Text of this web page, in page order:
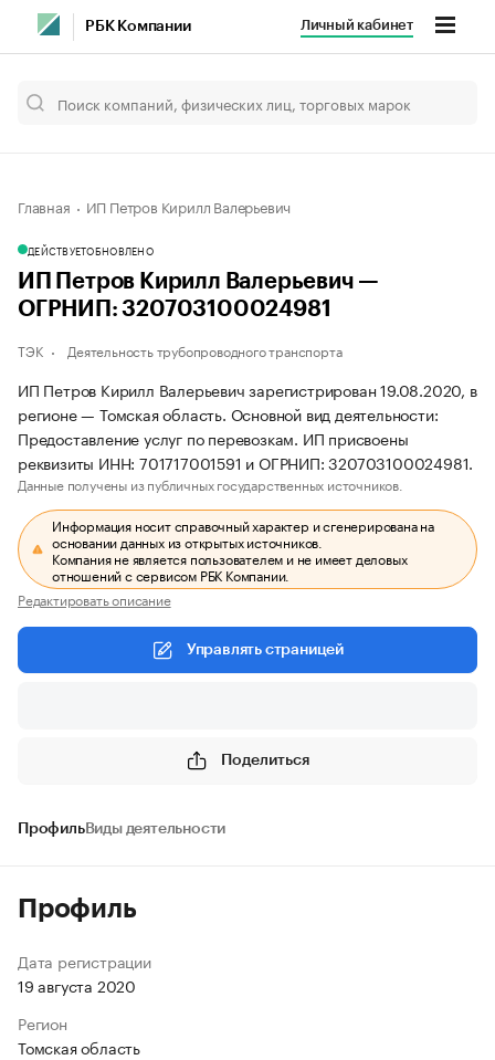
РБК Компании Личный кабинет
Главная ИП Петров Кирилл Валерьевич
ДЕЙСТВУЕТОБНОВЛЕНО
ИП Петров Кирилл Валерьевич —
ОГРНИП: 320703100024981
ТЭК Деятельность трубопроводного транспорта
ИП Петров Кирилл Валерьевич зарегистрирован 19.08.2020, в
регионе — Томская область. Основной вид деятельности:
Предоставление услуг по перевозкам. ИП присвоены
реквизиты ИНН: 701717001591 и ОГРНИП: 320703100024981.
Данные получены из публичных государственных источников.
Информация носит справочный характер и сгенерирована на
основании данных из открытых источников.
Компания не является пользователем и не имеет деловых
отношений с сервисом РБК Компании.
Редактировать описание
Управлять страницей
Поделиться
ПрофильВиды деятельности
Профиль
Дата регистрации
19 августа 2020
Регион
Томская область